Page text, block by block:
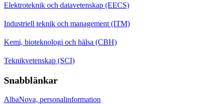
Elektroteknik och datavetenskap (EECS)
Industriell teknik och management (ITM)
Kemi, bioteknologi och hälsa (CBH)
Teknikvetenskap (SCI)
Snabblänkar
AlbaNova, personalinformation